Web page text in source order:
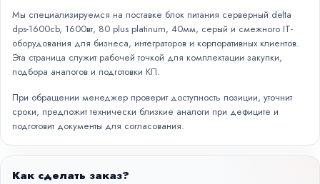
Мы специализируемся на поставке блок питания серверный delta
dps-1600cb, 1600вт, 80 plus platinum, 40мм, серый и смежного IT-
оборудования для бизнеса, интеграторов и корпоративных клиентов.
Эта страница служит рабочей точкой для комплектации закупки,
подбора аналогов и подготовки КП.
При обращении менеджер проверит доступность позиции, уточнит
сроки, предложит технически близкие аналоги при дефиците и
подготовит документы для согласования.
Как сделать заказ?